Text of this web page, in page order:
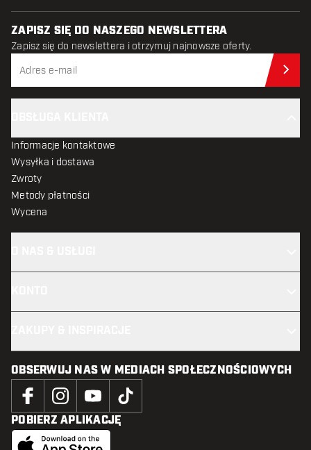
ZAPISZ SIĘ DO NASZEGO NEWSLETTERA
Zapisz się do newslettera i otrzymuj najnowsze oferty.
Informacje kontaktowe
Wysyłka i dostawa
Zwroty
Metody płatności
Wycena
OBSERWUJ NAS W MEDIACH SPOŁECZNOŚCIOWYCH
POBIERZ APLIKACJĘ